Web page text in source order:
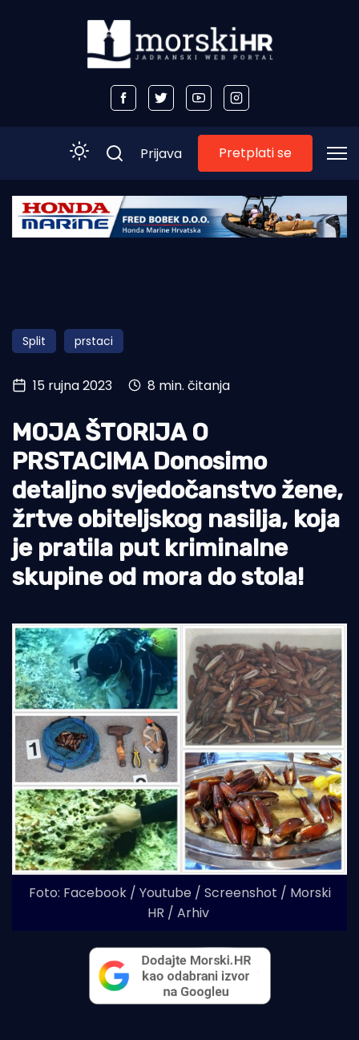
Početna
Obala
Otoci
Turizam i nautika
Pomorstvo
Ribolov
Ekologija
Tradicija i kultura
Prijava Pretplati se
Split prstaci
15 rujna 2023 8 min. čitanja
MOJA ŠTORIJA O
PRSTACIMA Donosimo
detaljno svjedočanstvo žene,
žrtve obiteljskog nasilja, koja
je pratila put kriminalne
skupine od mora do stola!
Foto: Facebook / Youtube / Screenshot / Morski
HR / Arhiv